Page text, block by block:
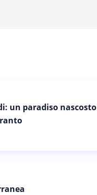
un paradiso nascosto